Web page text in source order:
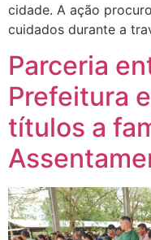
cidade. A ação
cuidados durante a
Parceria
Prefeitura
títulos a